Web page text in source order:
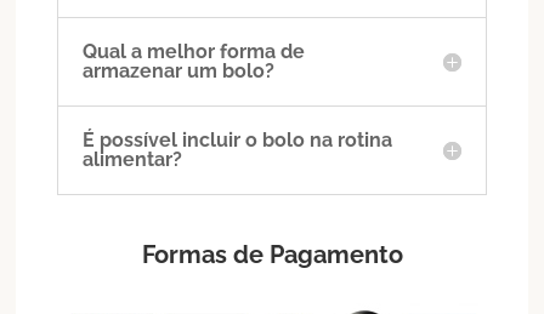
Qual a melhor forma de
armazenar um bolo?
É possível incluir o bolo na rotina
alimentar?
Formas de Pagamento